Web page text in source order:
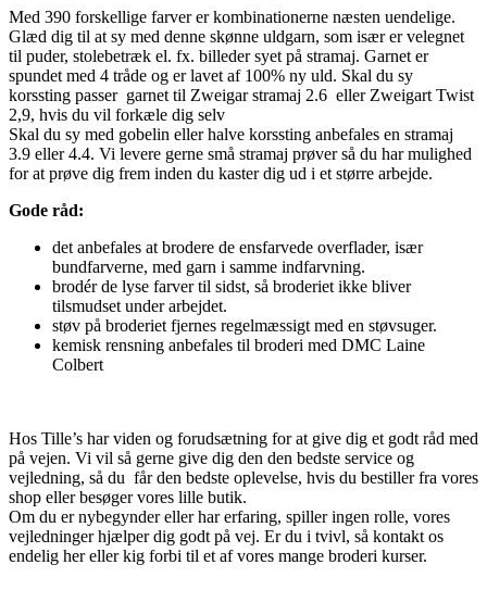
Med 390 forskellige farver er kombinationerne næsten uendelige.
Glæd dig til at sy med denne skønne uldgarn, som især er velegnet
til puder, stolebetræk el. fx. billeder syet på stramaj. Garnet er
spundet med 4 tråde og er lavet af 100% ny uld. Skal du sy
korssting passer garnet til Zweigar stramaj 2.6 eller Zweigart Twist
2,9, hvis du vil forkæle dig selv
Skal du sy med gobelin eller halve korssting anbefales en stramaj
3.9 eller 4.4. Vi levere gerne små stramaj prøver så du har mulighed
for at prøve dig frem inden du kaster dig ud i et større arbejde.
Gode råd:
det anbefales at brodere de ensfarvede overflader, især
bundfarverne, med garn i samme indfarvning.
brodér de lyse farver til sidst, så broderiet ikke bliver
tilsmudset under arbejdet.
støv på broderiet fjernes regelmæssigt med en støvsuger.
kemisk rensning anbefales til broderi med DMC Laine
Colbert
Hos Tille’s har viden og forudsætning for at give dig et godt råd med
på vejen. Vi vil så gerne give dig den den bedste service og
vejledning, så du får den bedste oplevelse, hvis du bestiller fra vores
shop eller besøger vores lille butik.
Om du er nybegynder eller har erfaring, spiller ingen rolle, vores
vejledninger hjælper dig godt på vej. Er du i tvivl, så kontakt os
endelig her eller kig forbi til et af vores mange broderi kurser.